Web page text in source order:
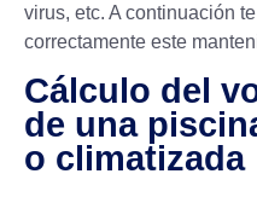
virus, etc. A continuación
correctamente este
Cálculo del
de una
o climatizada